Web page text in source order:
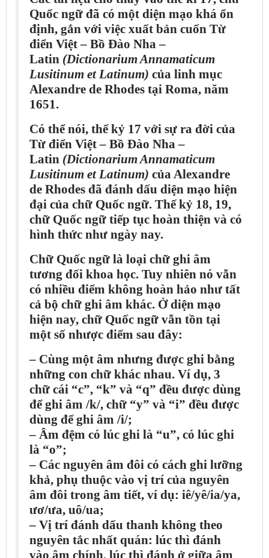
Quốc ngữ đã có một diện mạo khá ổn
định, gắn với việc xuất bản cuốn Từ
điển Việt – Bồ Đào Nha –
Latin (Dictionarium Annamaticum
Lusitinum et Latinum) của linh mục
Alexandre de Rhodes tại Roma, năm
1651.
Có thể nói, thế kỷ 17 với sự ra đời của
Từ điển Việt – Bồ Đào Nha –
Latin (Dictionarium Annamaticum
Lusitinum et Latinum) của Alexandre
de Rhodes đã đánh dấu diện mạo hiện
đại của chữ Quốc ngữ. Thế kỷ 18, 19,
chữ Quốc ngữ tiếp tục hoàn thiện và có
hình thức như ngày nay.
Chữ Quốc ngữ là loại chữ ghi âm
tương đối khoa học. Tuy nhiên nó vẫn
có nhiều điểm không hoàn hảo như tất
cả bộ chữ ghi âm khác. Ở diện mạo
hiện nay, chữ Quốc ngữ vẫn tồn tại
một số nhược điểm sau đây:
– Cùng một âm nhưng được ghi bằng
những con chữ khác nhau. Ví dụ, 3
chữ cái “c”, “k” và “q” đều được dùng
để ghi âm /k/, chữ “y” và “i” đều được
dùng để ghi âm /i/;
– Âm đệm có lúc ghi là “u”, có lúc ghi
là “o”;
– Các nguyên âm đôi có cách ghi lưỡng
khả, phụ thuộc vào vị trí của nguyên
âm đôi trong âm tiết, ví dụ: iê/yê/ia/ya,
ươ/ưa, uô/ua;
– Vị trí đánh dấu thanh không theo
nguyên tắc nhất quán: lúc thì đánh
vào âm chính, lúc thì đánh ở giữa âm